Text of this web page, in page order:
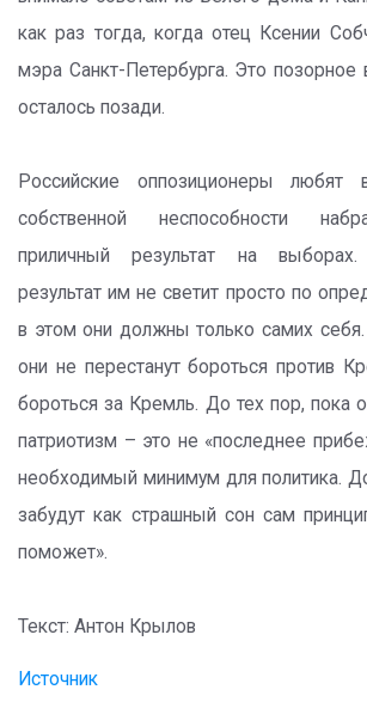
как раз тогда, когда отец Ксении
мэра Санкт-Петербурга. Это позорное
осталось позади.
Российские оппозиционеры любят
собственной неспособности
приличный результат на
результат им не светит просто по
в этом они должны только самих
они не перестанут бороться против
бороться за Кремль. До тех пор, пока
патриотизм – это не «последнее
необходимый минимум для политика.
забудут как страшный сон сам
поможет».
Текст: Антон Крылов
Источник